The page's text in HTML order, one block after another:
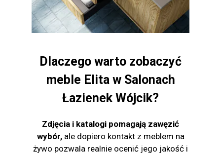
Dlaczego warto zobaczyć
meble Elita w Salonach
Łazienek Wójcik?
Zdjęcia i katalogi pomagają zawęzić
wybór,ale dopiero kontakt z meblem na
żywo pozwala realnie ocenić jego jakość i